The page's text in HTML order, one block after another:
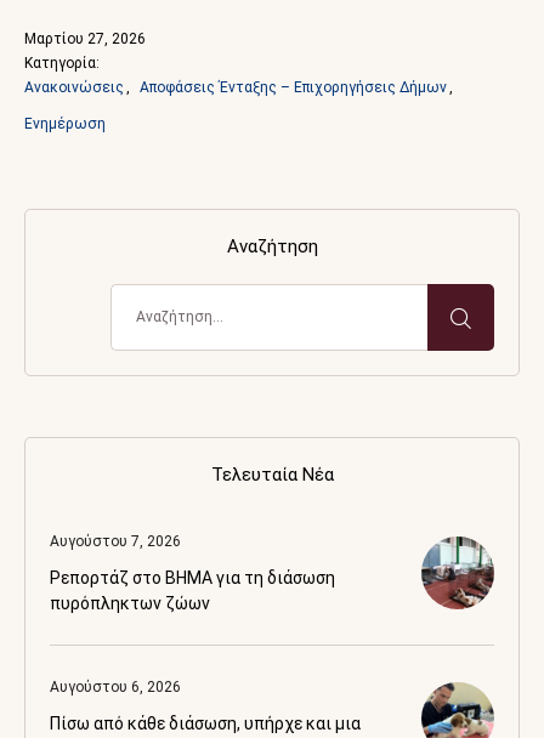
Μαρτίου 27, 2026
Κατηγορία:
Ανακοινώσεις , Αποφάσεις Ένταξης – Επιχορηγήσεις Δήμων,
Ενημέρωση
Αναζήτηση
Τελευταία Νέα
Αυγούστου 7, 2026
Ρεπορτάζ στο BHMA για τη διάσωση
πυρόπληκτων ζώων
Αυγούστου 6, 2026
Πίσω από κάθε διάσωση, υπήρχε και μια